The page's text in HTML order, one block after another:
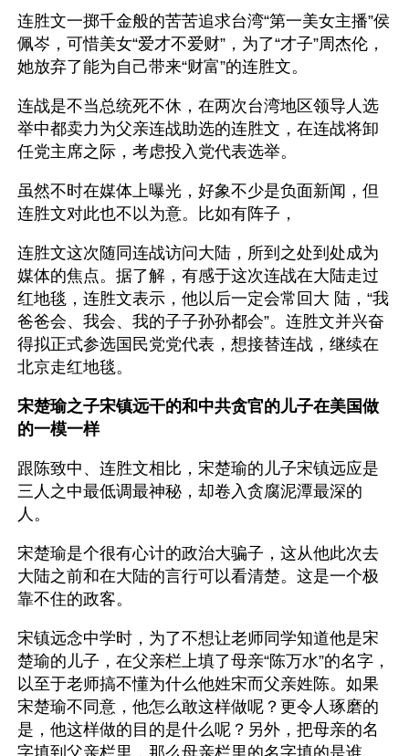
连胜文一掷千金般的苦苦追求台湾“第一美女主播”侯
佩岑，可惜美女“爱才不爱财”，为了“才子”周杰伦，
她放弃了能为自己带来“财富”的连胜文。
连战是不当总统死不休，在两次台湾地区领导人选
举中都卖力为父亲连战助选的连胜文，在连战将卸
任党主席之际，考虑投入党代表选举。
虽然不时在媒体上曝光，好象不少是负面新闻，但
连胜文对此也不以为意。比如有阵子，
连胜文这次随同连战访问大陆，所到之处到处成为
媒体的焦点。据了解，有感于这次连战在大陆走过
红地毯，连胜文表示，他以后一定会常回大 陆，“我
爸爸会、我会、我的子子孙孙都会”。连胜文并兴奋
得拟正式参选国民党党代表，想接替连战，继续在
北京走红地毯。
宋楚瑜之子宋镇远干的和中共贪官的儿子在美国做
的一模一样
跟陈致中、连胜文相比，宋楚瑜的儿子宋镇远应是
三人之中最低调最神秘，却卷入贪腐泥潭最深的
人。
宋楚瑜是个很有心计的政治大骗子，这从他此次去
大陆之前和在大陆的言行可以看清楚。这是一个极
靠不住的政客。
宋镇远念中学时，为了不想让老师同学知道他是宋
楚瑜的儿子，在父亲栏上填了母亲“陈万水”的名字，
以至于老师搞不懂为什么他姓宋而父亲姓陈。如果
宋楚瑜不同意，他怎么敢这样做呢？更令人琢磨的
是，他这样做的目的是什么呢？另外，把母亲的名
字填到父亲栏里，那么母亲栏里的名字填的是谁